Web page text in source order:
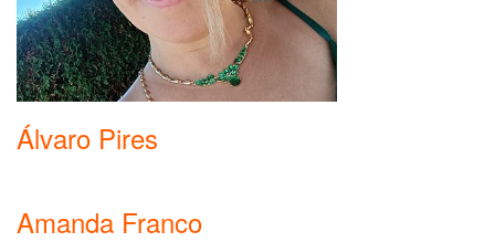
Álvaro Pires
Amanda Franco